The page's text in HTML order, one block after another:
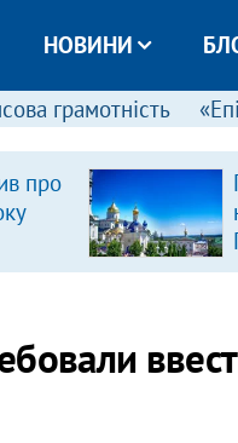
НОВИНИ
грамотність
про